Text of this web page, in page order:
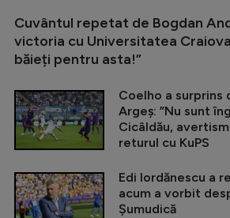
Cuvântul repetat de Bogdan
victoria cu Universitatea
băieți pentru asta!”
Coelho a surprins
Argeș: ”Nu sunt
Cicâldău,
returul cu KuPS
Edi Iordănescu a
acum a vorbit
Șumudică